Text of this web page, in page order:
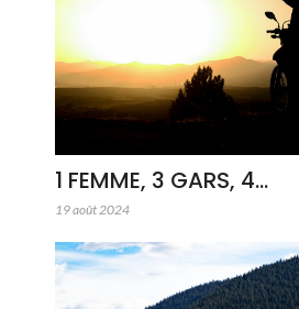
1 FEMME, 3 GARS, 4…
19 août 2024